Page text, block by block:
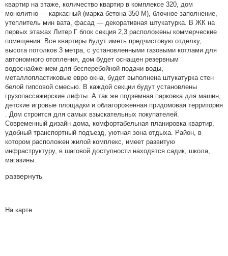
квартир на этаже, количество квартир в комплексе 320, дом
монолитно — каркасный (марка бетона 350 М), блочное заполнение,
утеплитель мин вата, фасад — декоративная штукатурка. В ЖК на
первых этажах Литер Г блок секция 2,3 расположены коммерческие
помещения. Все квартиры будут иметь предчистовую отделку,
высота потолков 3 метра, с установленными газовыми котлами для
автономного отопления, дом будет оснащен резервным
водоснабжением для бесперебойной подачи воды,
металлопластиковые евро окна, будет выполнена штукатурка стен
белой гипсовой смесью. В каждой секции будут установлены
грузопассажирские лифты. А так же подземная парковка для машин,
детские игровые площадки и облагороженная придомовая территория
. Дом строится для самых взыскательных покупателей.
Современный дизайн дома, комфортабельная планировка квартир,
удобный транспортный подъезд, уютная зона отдыха. Район, в
котором расположен жилой комплекс, имеет развитую
инфраструктуру, в шаговой доступности находятся садик, школа,
магазины.
развернуть
На карте